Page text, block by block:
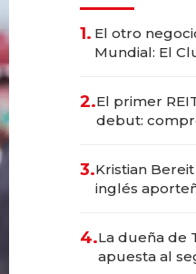
1. El otro
Mundial: El
2.El primer
debut:
3.Kristian
inglés
200M.
4.La dueña de
apuesta al